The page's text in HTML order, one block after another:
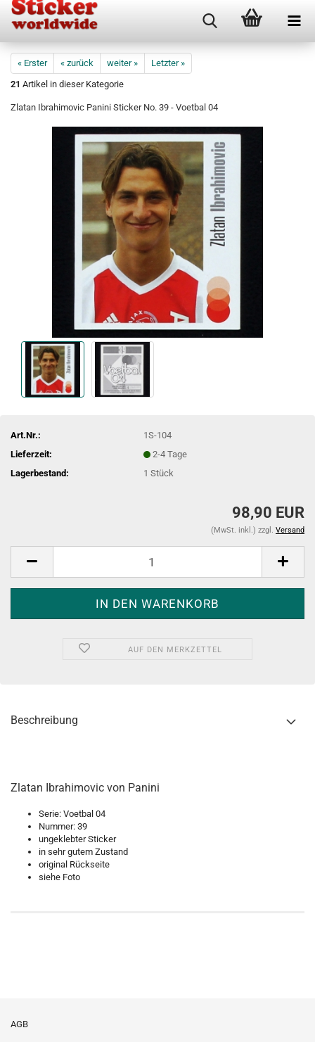
« Erster « zurück weiter »
Letzter »
21 Artikel in dieser Kategorie
Zlatan Ibrahimovic Panini Sticker No. 39 - Voetbal 04
Art.Nr.:
1S-104
Lieferzeit:
2-4 Tage
Lagerbestand:
1Stück
98,90 EUR
(MwSt. inkl.) zzgl. Versand
AUF DEN MERKZETTEL
Beschreibung
Zlatan Ibrahimovic von Panini
Serie: Voetbal 04
Nummer: 39
ungeklebter Sticker
in sehr gutem Zustand
original Rückseite
siehe Foto
AGB